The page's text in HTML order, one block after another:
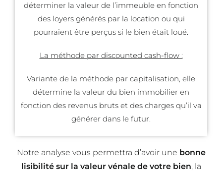
déterminer la valeur de l’immeuble en fonction
des loyers générés par la location ou qui
pourraient être perçus si le bien était loué.
La méthode par discounted cash-flow :
Variante de la méthode par capitalisation, elle
détermine la valeur du bien immobilier en
fonction des revenus bruts et des charges qu’il va
générer dans le futur.
Notre analyse vous permettra d’avoir une bonne
lisibilité sur la valeur vénale de votre bien, la